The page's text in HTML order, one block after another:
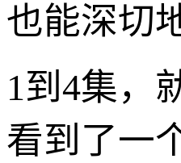
也能深切
1到4集，
看到了一